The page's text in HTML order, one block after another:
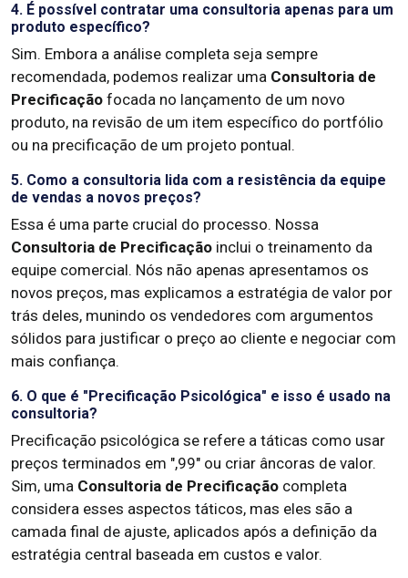
4. É possível contratar uma consultoria apenas para um
produto específico?
Sim. Embora a análise completa seja sempre
recomendada, podemos realizar uma Consultoria de
Precificação focada no lançamento de um novo
produto, na revisão de um item específico do portfólio
ou na precificação de um projeto pontual.
5. Como a consultoria lida com a resistência da equipe
de vendas a novos preços?
Essa é uma parte crucial do processo. Nossa
Consultoria de Precificação inclui o treinamento da
equipe comercial. Nós não apenas apresentamos os
novos preços, mas explicamos a estratégia de valor por
trás deles, munindo os vendedores com argumentos
sólidos para justificar o preço ao cliente e negociar com
mais confiança.
6. O que é "Precificação Psicológica" e isso é usado na
consultoria?
Precificação psicológica se refere a táticas como usar
preços terminados em ",99" ou criar âncoras de valor.
Sim, uma Consultoria de Precificação completa
considera esses aspectos táticos, mas eles são a
camada final de ajuste, aplicados após a definição da
estratégia central baseada em custos e valor.